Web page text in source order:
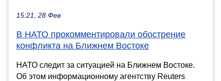
15:21, 28 Фев
В НАТО прокомментировали обострение
конфликта на Ближнем Востоке
НАТО следит за ситуацией на Ближнем Востоке.
Об этом информационному агентству Reuters